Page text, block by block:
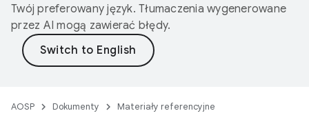
Twój preferowany język. Tłumaczenia wygenerowane
przez AI mogą zawierać błędy.
AOSP Dokumenty Materiały referencyjne